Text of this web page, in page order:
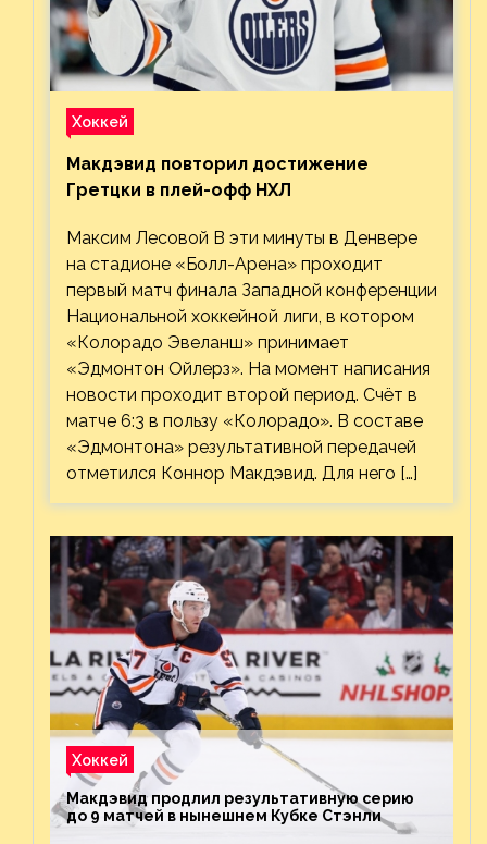
Хоккей
Макдэвид повторил достижение
Гретцки в плей-офф НХЛ
Максим Лесовой В эти минуты в Денвере
на стадионе «Болл-Арена» проходит
первый матч финала Западной конференции
Национальной хоккейной лиги, в котором
«Колорадо Эвеланш» принимает
«Эдмонтон Ойлерз». На момент написания
новости проходит второй период. Счёт в
матче 6:3 в пользу «Колорадо». В составе
«Эдмонтона» результативной передачей
отметился Коннор Макдэвид. Для него […]
Хоккей
Макдэвид продлил результативную серию
до 9 матчей в нынешнем Кубке Стэнли